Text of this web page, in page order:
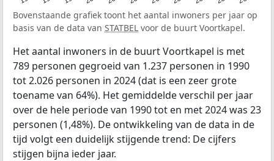
Bovenstaande grafiek toont het aantal inwoners per jaar op
basis van de data van STATBEL voor de buurt Voortkapel.
Het aantal inwoners in de buurt Voortkapel is met
789 personen gegroeid van 1.237 personen in 1990
tot 2.026 personen in 2024 (dat is een zeer grote
toename van 64%). Het gemiddelde verschil per jaar
over de hele periode van 1990 tot en met 2024 was 23
personen (1,48%). De ontwikkeling van de data in de
tijd volgt een duidelijk stijgende trend: De cijfers
stijgen bijna ieder jaar.